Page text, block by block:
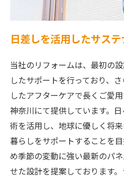
日差しを活用したサス
当社のリフォームは、最初の
したサポートを行っており、
したアフターケアで長くご愛
神奈川にて提供しています。
術を活用し、地球に優しく将
暮らしをサポートすることを
め季節の変動に強い最新のパ
せた設計を提案しております